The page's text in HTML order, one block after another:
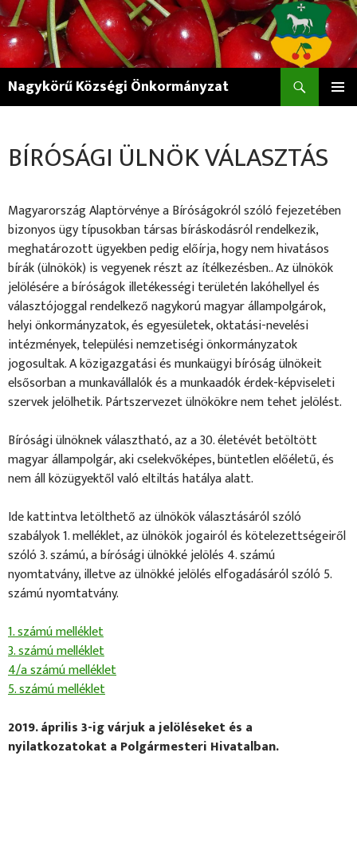
Nagykörű Községi Önkormányzat
BÍRÓSÁGI ÜLNÖK VÁLASZTÁS
Magyarország Alaptörvénye a Bíróságokról szóló fejezetében
bizonyos ügy típusokban társas bíráskodásról rendelkezik,
meghatározott ügyekben pedig előírja, hogy nem hivatásos
bírák (ülnökök) is vegyenek részt az ítélkezésben.. Az ülnökök
jelölésére a bíróságok illetékességi területén lakóhellyel és
választójoggal rendelkező nagykorú magyar állampolgárok,
helyi önkormányzatok, és egyesületek, oktatási-nevelési
intézmények, települési nemzetiségi önkormányzatok
jogosultak. A közigazgatási és munkaügyi bíróság ülnökeit
elsősorban a munkavállalók és a munkaadók érdek-képviseleti
szervek jelölhetik. Pártszervezet ülnökökre nem tehet jelölést.
Bírósági ülnöknek választható, az a 30. életévét betöltött
magyar állampolgár, aki cselekvőképes, büntetlen előéletű, és
nem áll közügyektől való eltiltás hatálya alatt.
Ide kattintva letölthető az ülnökök választásáról szóló
szabályok 1. melléklet, az ülnökök jogairól és kötelezettségeiről
szóló 3. számú, a bírósági ülnökké jelölés 4. számú
nyomtatvány, illetve az ülnökké jelölés elfogadásáról szóló 5.
számú nyomtatvány.
1. számú melléklet
3. számú melléklet
4/a számú melléklet
5. számú melléklet
2019. április 3-ig várjuk a jelöléseket és a
nyilatkozatokat a Polgármesteri Hivatalban.